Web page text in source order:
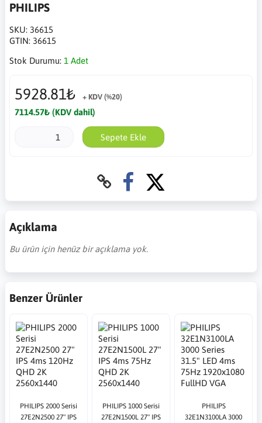
PHILIPS
SKU: 36615
GTIN: 36615
Stok Durumu: 1 Adet
5928.81₺ + KDV (%20)
7114.57₺ (KDV dahil)
Sepete Ekle
Açıklama
Bu ürün için henüz bir açıklama yok.
Benzer Ürünler
PHILIPS 2000 Serisi
27E2N2500 27" IPS
PHILIPS 1000 Serisi
27E2N1500L 27" IPS
PHILIPS
32E1N3100LA 3000